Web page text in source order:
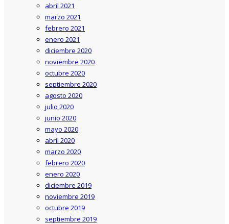
abril 2021
marzo 2021
febrero 2021
enero 2021
diciembre 2020
noviembre 2020
octubre 2020
septiembre 2020
agosto 2020
julio 2020
junio 2020
mayo 2020
abril 2020
marzo 2020
febrero 2020
enero 2020
diciembre 2019
noviembre 2019
octubre 2019
septiembre 2019